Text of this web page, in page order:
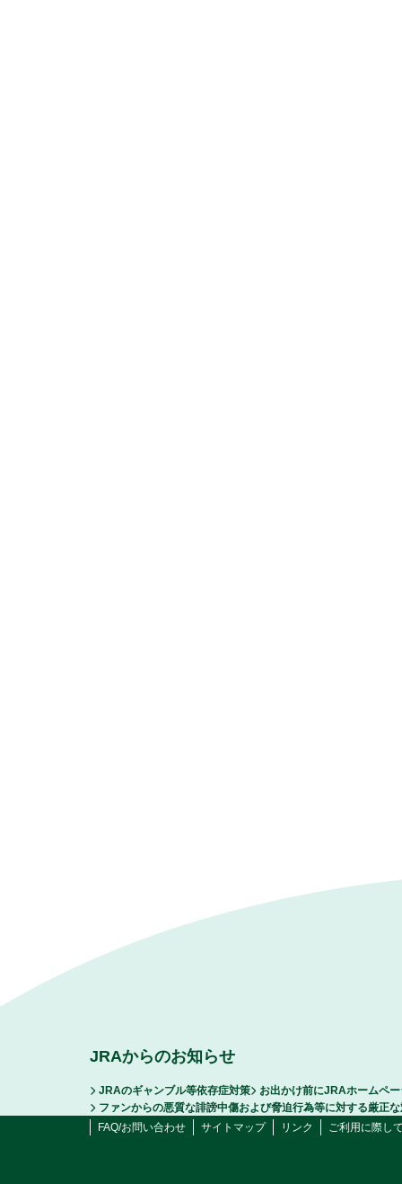
JRAからのお知らせ
JRAのギャンブル等依存症対策
お出かけ前にJRAホームペ
ファンからの悪質な誹謗中傷および脅迫行為等に対する厳正
FAQ/お問い合わせ
サイトマップ リンク ご利用に際し